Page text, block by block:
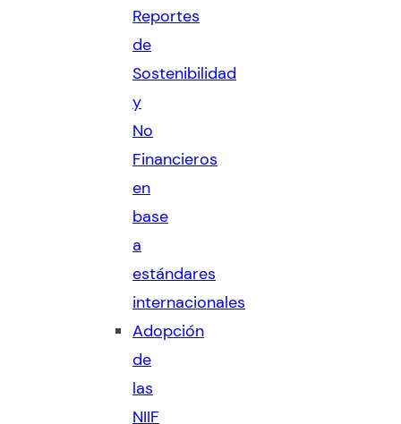
Reportes
de
Sostenibilidad
y
No
Financieros
en
base
a
estándares
internacionales
Adopción
de
las
NIIF